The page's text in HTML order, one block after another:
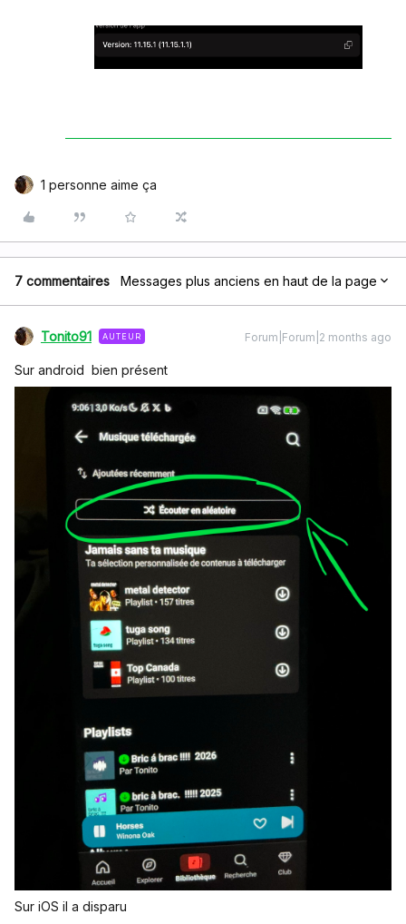
1 personne aime ça
7 commentaires Messages plus anciens en haut de la page
Tonito91 AUTEUR Forum|Forum|2 months ago
Sur android bien présent
Sur iOS il a disparu